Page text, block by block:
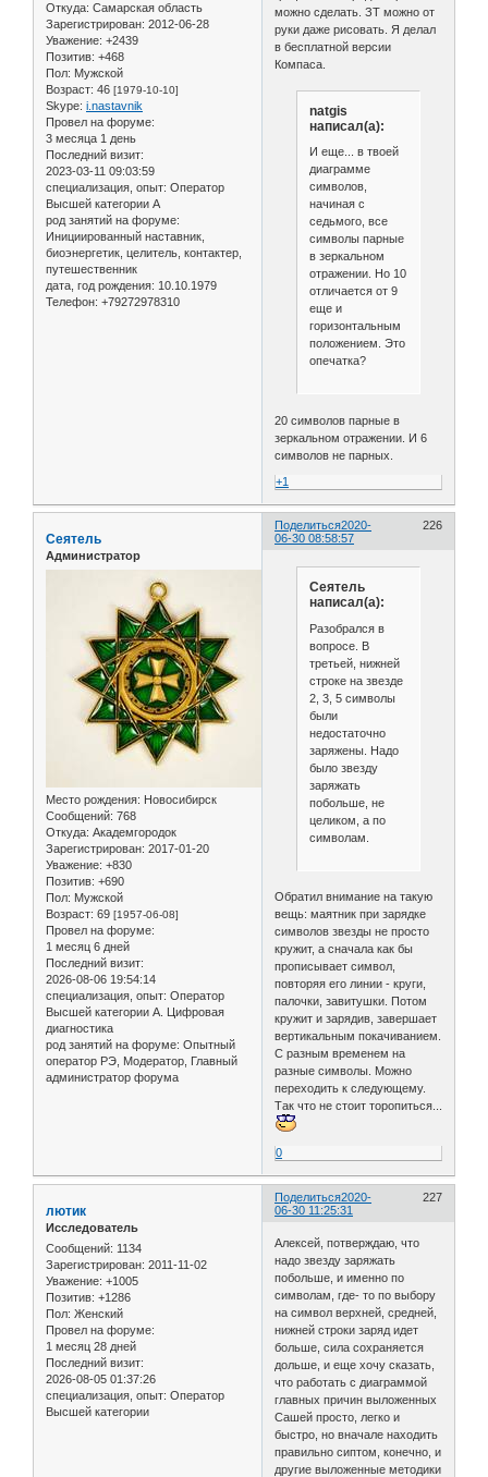
Откуда: Самарская область
Зарегистрирован: 2012-06-28
Уважение: +2439
Позитив: +468
Пол: Мужской
Возраст: 46 [1979-10-10]
Skype: i.nastavnik
Провел на форуме:
3 месяца 1 день
Последний визит:
2023-03-11 09:03:59
специализация, опыт: Оператор
Высшей категории А
род занятий на форуме:
Инициированный наставник,
биоэнергетик, целитель, контактер,
путешественник
дата, год рождения: 10.10.1979
Телефон: +79272978310
можно сделать. ЗТ можно от
руки даже рисовать. Я делал
в бесплатной версии
Компаса.
natgis
написал(а):
И еще... в твоей
диаграмме
символов,
начиная с
седьмого, все
символы парные
в зеркальном
отражении. Но 10
отличается от 9
еще и
горизонтальным
положением. Это
опечатка?
20 символов парные в
зеркальном отражении. И 6
символов не парных.
+1
Поделиться 226
2020-
06-30 08:58:57
Сеятель
Администратор
Место рождения: Новосибирск
Сообщений: 768
Откуда: Академгородок
Зарегистрирован: 2017-01-20
Уважение: +830
Позитив: +690
Пол: Мужской
Возраст: 69 [1957-06-08]
Провел на форуме:
1 месяц 6 дней
Последний визит:
2026-08-06 19:54:14
специализация, опыт: Оператор
Высшей категории А. Цифровая
диагностика
род занятий на форуме: Опытный
оператор РЭ, Модератор, Главный
администратор форума
Сеятель
написал(а):
Разобрался в
вопросе. В
третьей, нижней
строке на звезде
2, 3, 5 символы
были
недостаточно
заряжены. Надо
было звезду
заряжать
побольше, не
целиком, а по
символам.
Обратил внимание на такую
вещь: маятник при зарядке
символов звезды не просто
кружит, а сначала как бы
прописывает символ,
повторяя его линии - круги,
палочки, завитушки. Потом
кружит и зарядив, завершает
вертикальным покачиванием.
С разным временем на
разные символы. Можно
переходить к следующему.
Так что не стоит торопиться...
0
Поделиться 227
2020-
06-30 11:25:31
лютик
Исследователь
Сообщений: 1134
Зарегистрирован: 2011-11-02
Уважение: +1005
Позитив: +1286
Пол: Женский
Провел на форуме:
1 месяц 28 дней
Последний визит:
2026-08-05 01:37:26
специализация, опыт: Оператор
Высшей категории
Алексей, потверждаю, что
надо звезду заряжать
побольше, и именно по
символам, где- то по выбору
на символ верхней, средней,
нижней строки заряд идет
больше, сила сохраняется
дольше, и еще хочу сказать,
что работать с диаграммой
главных причин выложенных
Сашей просто, легко и
быстро, но вначале находить
правильно сиптом, конечно, и
другие выложенные методики